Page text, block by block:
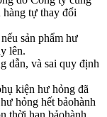
hàng tự thay đổi
sản phẩm hư
lên.
dẫn, và sai quy định
kiện hư hỏng đã
hỏng hết bảohành